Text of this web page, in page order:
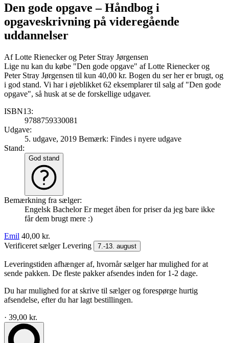
Den gode opgave– Håndbog i
opgaveskrivning på videregående
uddannelser
AfLotte Rienecker og Peter Stray Jørgensen
Lige nu kan du købe "Den gode opgave" af Lotte Rienecker og
Peter Stray Jørgensen til kun 40,00 kr. Bogen du ser her er brugt, og
i god stand. Vi har i øjeblikket 62 eksemplarer til salg af "Den gode
opgave", så husk at se de forskellige udgaver.
ISBN13:
9788759330081
Udgave:
5. udgave, 2019 Bemærk: Findes i nyere udgave
Stand:
God stand
Bemærkning fra sælger:
Engelsk Bachelor Er meget åben for priser da jeg bare ikke
får dem brugt mere :)
Emil 40,00 kr.
Verificeret sælgerLevering 7.-13. august
Leveringstiden afhænger af, hvornår sælger har mulighed for at
sende pakken. De fleste pakker afsendes inden for 1-2 dage.
Du har mulighed for at skrive til sælger og forespørge hurtig
afsendelse, efter du har lagt bestillingen.
· 39,00 kr.